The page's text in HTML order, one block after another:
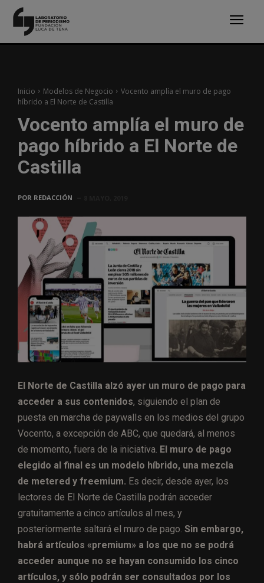
Inicio Modelos de Negocio
Vocento amplía el muro de pago
híbrido a El Norte de Castilla
Vocento amplía el muro de
pago híbrido a El Norte de
Castilla
POR REDACCIÓN
El Norte de Castilla alzó ayer un muro de pago para
acceder a sus contenidos, siguiendo el plan de
puesta en marcha de paywalls en los medios del grupo
Vocento, a excepción de ABC, que quedará, al menos
de momento, fuera de la iniciativa. El muro de pago
elegido al final es un modelo híbrido, una mezcla
de metered y freemium. Es decir, desde ayer, los
lectores de El Norte de Castilla podrán acceder
gratuitamente a cinco artículos al mes, y
posteriormente saltará el muro de pago. Sin embargo,
habrá artículos «premium» a los que no se podrá
acceder aunque no se hayan consumido los cinco
artículos, y sólo podrán ser consultados por los